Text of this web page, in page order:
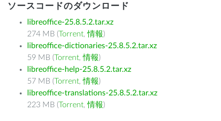
ソースコードのダウンロード
libreoffice-25.8.5.2.tar.xz
274 MB (Torrent,情報)
libreoffice-dictionaries-25.8.5.2.tar.xz
59 MB (Torrent,情報)
libreoffice-help-25.8.5.2.tar.xz
57 MB (Torrent,情報)
libreoffice-translations-25.8.5.2.tar.xz
223 MB (Torrent,情報)